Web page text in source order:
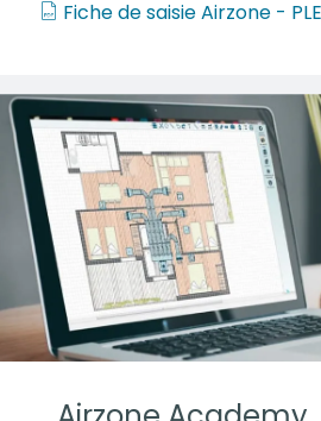
Fiche de saisie Airzone -